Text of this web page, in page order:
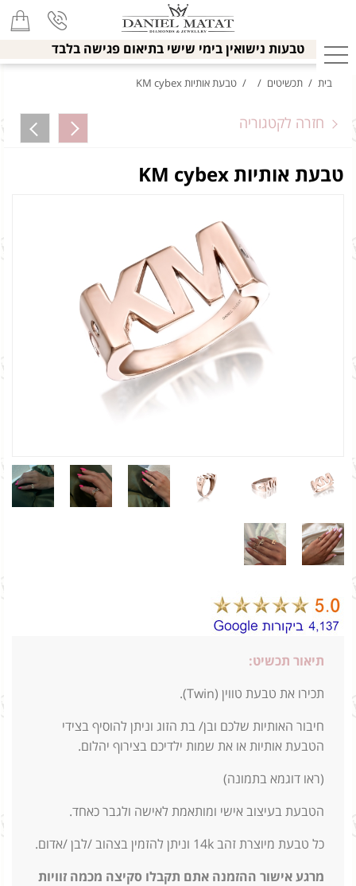
טבעות נישואין בימי שישי בתיאום פגישה בלבד
בית / תכשיטים /
/ טבעת אותיות KM cybex
חזרה לקטגוריה
טבעת אותיות KM cybex
תיאור תכשיט:
תכירו את טבעת טווין (Twin).
חיבור האותיות שלכם ובן/ בת הזוג וניתן להוסיף בצידי
הטבעת אותיות או את שמות ילדיכם בצירוף יהלום.
(ראו דוגמא בתמונה)
הטבעת בעיצוב אישי ומותאמת לאישה ולגבר כאחד.
כל טבעת מיוצרת זהב 14k וניתן להזמין בצהוב /לבן /אדום.
מרגע אישור ההזמנה אתם תקבלו סקיצה מכמה זוויות